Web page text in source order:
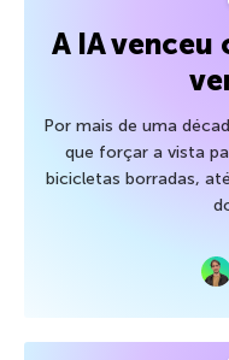
A IA venceu
Por mais de uma
que forçar a vista
bicicletas borradas,